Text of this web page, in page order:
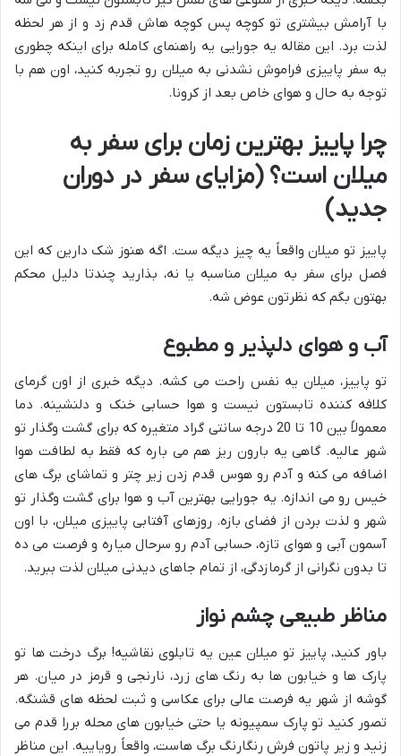
با آرامش بیشتری تو کوچه پس کوچه هاش قدم زد و از هر لحظه
لذت برد. این مقاله یه جورایی یه راهنمای کامله برای اینکه چطوری
یه سفر پاییزی فراموش نشدنی به میلان رو تجربه کنید، اون هم با
توجه به حال و هوای خاص بعد از کرونا.
چرا پاییز بهترین زمان برای سفر به
میلان است؟ (مزایای سفر در دوران
جدید)
پاییز تو میلان واقعاً یه چیز دیگه ست. اگه هنوز شک دارین که این
فصل برای سفر به میلان مناسبه یا نه، بذارید چندتا دلیل محکم
بهتون بگم که نظرتون عوض شه.
آب و هوای دلپذیر و مطبوع
تو پاییز، میلان یه نفس راحت می کشه. دیگه خبری از اون گرمای
کلافه کننده تابستون نیست و هوا حسابی خنک و دلنشینه. دما
معمولاً بین 10 تا 20 درجه سانتی گراد متغیره که برای گشت وگذار تو
شهر عالیه. گاهی یه بارون ریز هم می باره که فقط به لطافت هوا
اضافه می کنه و آدم رو هوس قدم زدن زیر چتر و تماشای برگ های
خیس رو می اندازه. یه جورایی بهترین آب و هوا برای گشت وگذار تو
شهر و لذت بردن از فضای بازه. روزهای آفتابی پاییزی میلان، با اون
آسمون آبی و هوای تازه، حسابی آدم رو سرحال میاره و فرصت می ده
تا بدون نگرانی از گرمازدگی، از تمام جاهای دیدنی میلان لذت ببرید.
مناظر طبیعی چشم نواز
باور کنید، پاییز تو میلان عین یه تابلوی نقاشیه! برگ درخت ها تو
پارک ها و خیابون ها به رنگ های زرد، نارنجی و قرمز در میان. هر
گوشه از شهر یه فرصت عالی برای عکاسی و ثبت لحظه های قشنگه.
تصور کنید تو پارک سمپیونه یا حتی خیابون های محله بررا قدم می
زنید و زیر پاتون فرش رنگارنگ برگ هاست، واقعاً رویاییه. این مناظر